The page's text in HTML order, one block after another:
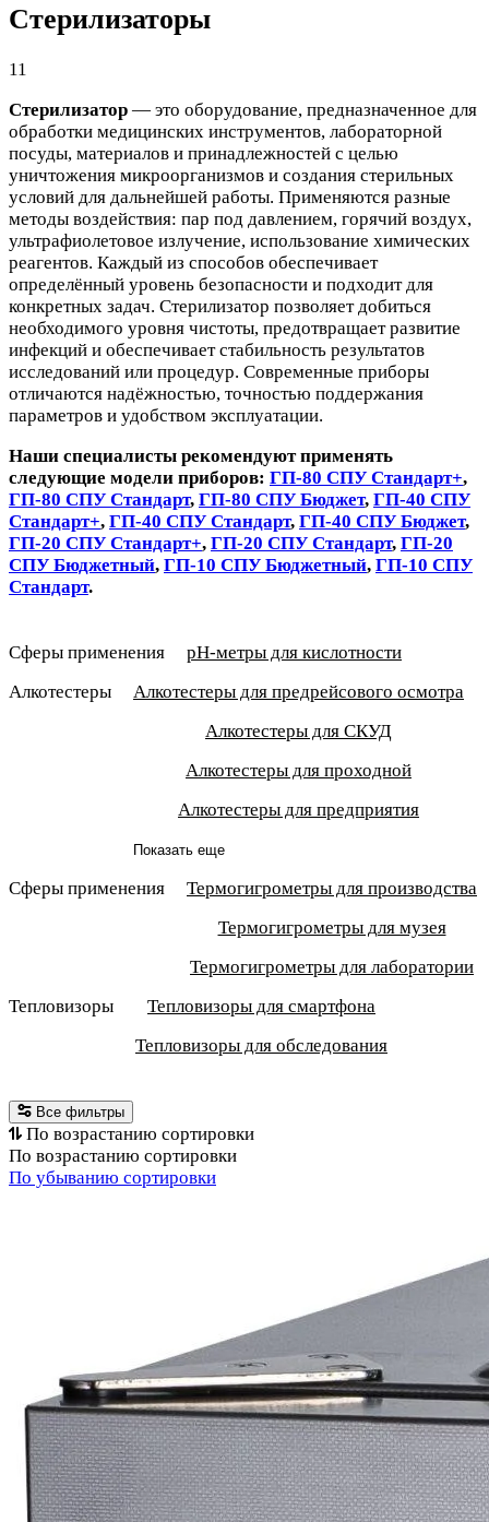
Стерилизаторы
11
Стерилизатор — это оборудование, предназначенное для
обработки медицинских инструментов, лабораторной
посуды, материалов и принадлежностей с целью
уничтожения микроорганизмов и создания стерильных
условий для дальнейшей работы. Применяются разные
методы воздействия: пар под давлением, горячий воздух,
ультрафиолетовое излучение, использование химических
реагентов. Каждый из способов обеспечивает
определённый уровень безопасности и подходит для
конкретных задач. Стерилизатор позволяет добиться
необходимого уровня чистоты, предотвращает развитие
инфекций и обеспечивает стабильность результатов
исследований или процедур. Современные приборы
отличаются надёжностью, точностью поддержания
параметров и удобством эксплуатации.
Наши специалисты рекомендуют применять
следующие модели приборов: ГП-80 СПУ Стандарт+,
ГП-80 СПУ Стандарт, ГП-80 СПУ Бюджет, ГП-40 СПУ
Стандарт+, ГП-40 СПУ Стандарт, ГП-40 СПУ Бюджет,
ГП-20 СПУ Стандарт+, ГП-20 СПУ Стандарт, ГП-20
СПУ Бюджетный, ГП-10 СПУ Бюджетный, ГП-10 СПУ
Стандарт.
Сферы применения
pH-метры для кислотности
Алкотестеры
Алкотестеры для предрейсового осмотра
Алкотестеры для СКУД
Алкотестеры для проходной
Алкотестеры для предприятия
Показать еще
Сферы применения
Термогигрометры для производства
Термогигрометры для музея
Термогигрометры для лаборатории
Тепловизоры
Тепловизоры для смартфона
Тепловизоры для обследования
Все фильтры
По возрастанию сортировки
По возрастанию сортировки
По убыванию сортировки